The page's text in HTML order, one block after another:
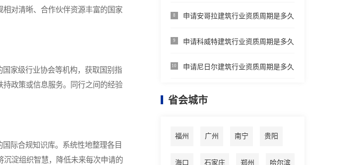
对清晰、合作伙伴资源丰富的国家
家级行业协会等机构，获取国别指
政策或信息服务。同行之间的经验
际合规知识库。系统性地整理各目
淀组织智慧，降低未来每次申请的
8 申请安哥拉建筑行业资质周期是多久
9 申请科威特建筑行业资质周期是多久
10 申请尼日尔建筑行业资质周期是多久
省会城市
福州 广州 南宁 贵阳
海口 石家庄 郑州 哈尔滨